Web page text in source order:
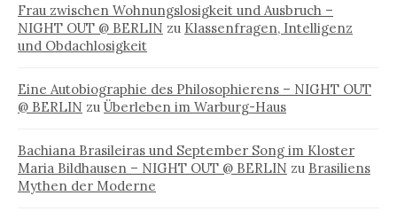
Frau zwischen Wohnungslosigkeit und Ausbruch –
NIGHT OUT @ BERLIN zu Klassenfragen, Intelligenz
und Obdachlosigkeit
Eine Autobiographie des Philosophierens – NIGHT OUT
@ BERLIN zu Überleben im Warburg-Haus
Bachiana Brasileiras und September Song im Kloster
Maria Bildhausen – NIGHT OUT @ BERLIN zu Brasiliens
Mythen der Moderne